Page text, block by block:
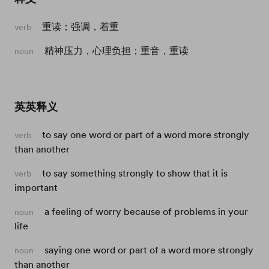
verb 重读；强调，着重
noun 精神压力，心理负担；重音，重读
英英释义
verb
to say one word or part of a word more strongly
than another
verb
to say something strongly to show that it is
important
noun
a feeling of worry because of problems in your
life
noun
saying one word or part of a word more strongly
than another